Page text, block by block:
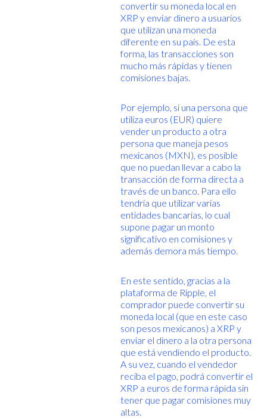
convertir su moneda local en
XRP y enviar dinero a usuarios
que utilizan una moneda
diferente en su país. De esta
forma, las transacciones son
mucho más rápidas y tienen
comisiones bajas.
Por ejemplo, si una persona que
utiliza euros (EUR) quiere
vender un producto a otra
persona que maneja pesos
mexicanos (MXN), es posible
que no puedan llevar a cabo la
transacción de forma directa a
través de un banco. Para ello
tendría que utilizar varias
entidades bancarias, lo cual
supone pagar un monto
significativo en comisiones y
además demora más tiempo.
En este sentido, gracias a la
plataforma de Ripple, el
comprador puede convertir su
moneda local (que en este caso
son pesos mexicanos) a XRP y
enviar el dinero a la otra persona
que está vendiendo el producto.
A su vez, cuando el vendedor
reciba el pago, podrá convertir el
XRP a euros de forma rápida sin
tener que pagar comisiones muy
altas.